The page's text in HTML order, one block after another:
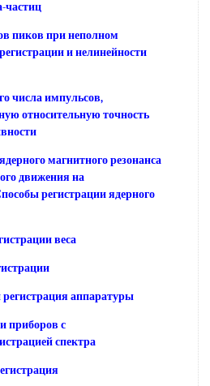
частиц
пиков при неполном
и нелинейности
числа импульсов,
относительную точность
магнитного резонанса
движения на
регистрации ядерного
веса
аппаратуры
приборов с
спектра